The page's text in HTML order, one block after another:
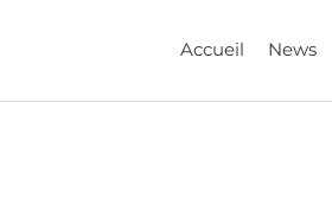
Accueil News